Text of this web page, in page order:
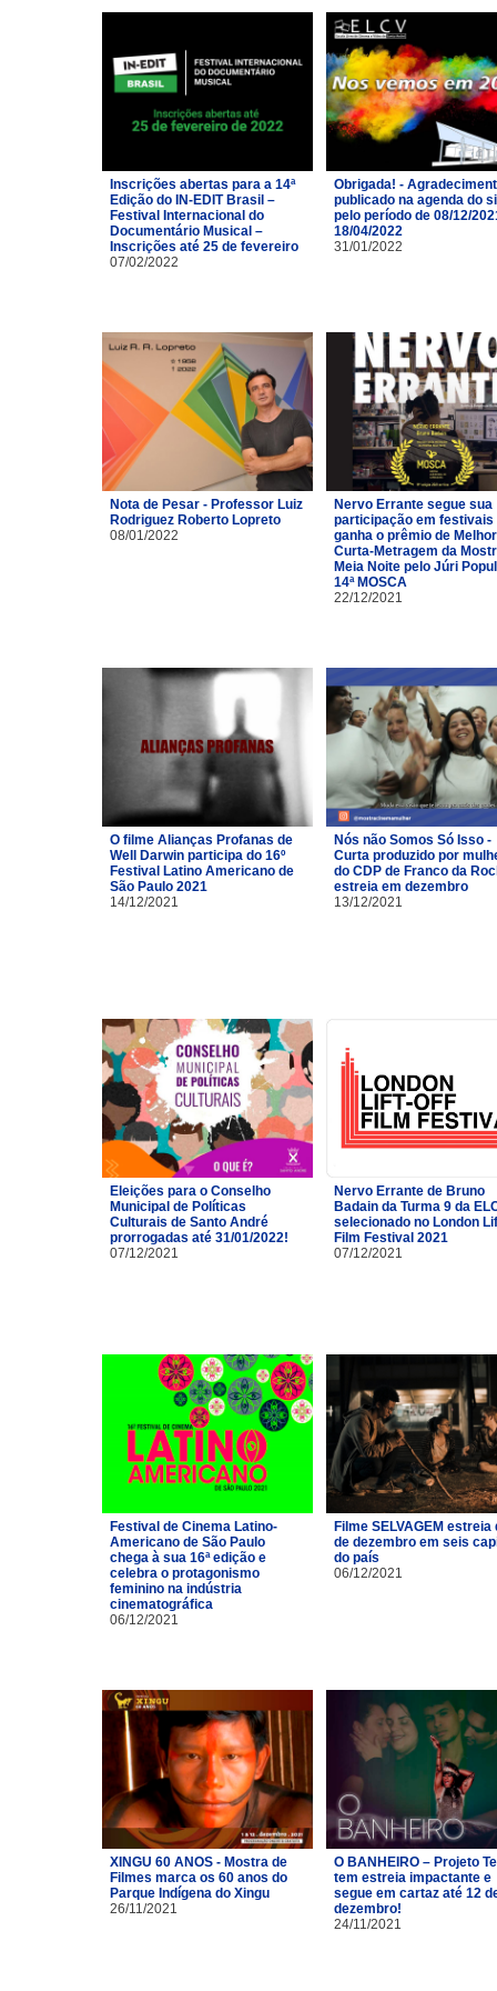
Inscrições abertas para a 14ª
Edição do IN-EDIT Brasil –
Festival Internacional do
Documentário Musical –
Inscrições até 25 de fevereiro
07/02/2022
Obrigada! -
publicado na agenda do
pelo período de 08/12/
18/04/2022
31/01/2022
Nota de Pesar - Professor Luiz
Rodriguez Roberto Lopreto
08/01/2022
Nervo Errante segue sua
participação em festivais
ganha o prêmio de Melhor
Curta-Metragem da
Meia Noite pelo Júri
14ª MOSCA
22/12/2021
O filme Alianças Profanas de
Well Darwin participa do 16º
Festival Latino Americano de
São Paulo 2021
14/12/2021
Nós não Somos Só Isso -
Curta produzido por
do CDP de Franco da
estreia em dezembro
13/12/2021
Eleições para o Conselho
Municipal de Políticas
Culturais de Santo André
prorrogadas até 31/01/2022!
07/12/2021
Nervo Errante de Bruno
Badain da Turma 9 da
selecionado no London
Film Festival 2021
07/12/2021
Festival de Cinema Latino-
Americano de São Paulo
chega à sua 16ª edição e
celebra o protagonismo
feminino na indústria
cinematográfica
06/12/2021
Filme SELVAGEM estreia
de dezembro em seis
do país
06/12/2021
XINGU 60 ANOS - Mostra de
Filmes marca os 60 anos do
Parque Indígena do Xingu
26/11/2021
O BANHEIRO – Projeto
tem estreia impactante e
segue em cartaz até 12
dezembro!
24/11/2021